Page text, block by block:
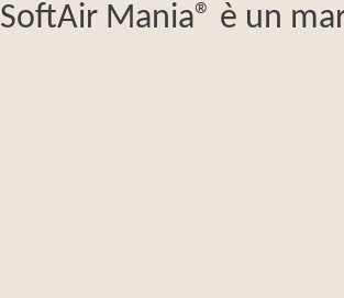
SoftAir Mania® è un